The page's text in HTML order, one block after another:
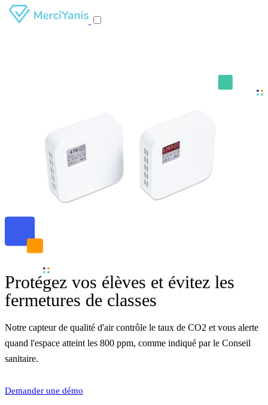
Protégez vos élèves et évitez les
fermetures de classes
Notre capteur de qualité d'air contrôle le taux de CO2 et vous alerte
quand l'espace atteint les 800 ppm, comme indiqué par le Conseil
sanitaire.
Demander une démo